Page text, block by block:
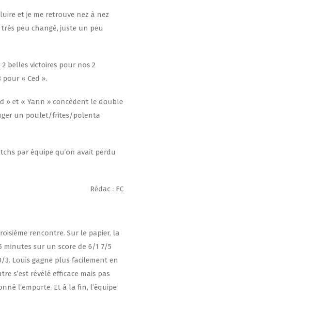
et je me retrouve nez à nez
peu changé, juste un peu
belles victoires pour nos 2
« Ced ».
» et « Yann » concèdent le double
un poulet/frites/polenta
par équipe qu’on avait perdu
Rédac : FC
rencontre. Sur le papier, la
minutes sur un score de 6/1 7/5
3. Louis gagne plus facilement en
s’est révélé efficace mais pas
l’emporte. Et à la fin, l’équipe